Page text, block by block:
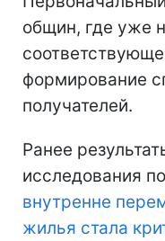
общин, где уже
формирование
получателей.
Ранее
исследования
внутренне
жилья стала